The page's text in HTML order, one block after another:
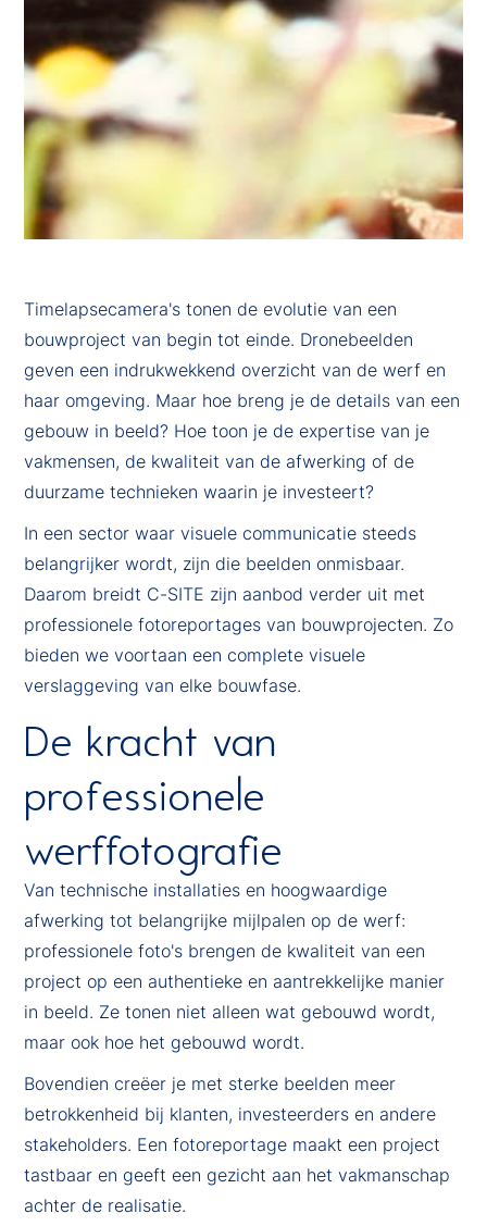
Timelapsecamera's tonen de evolutie van een
bouwproject van begin tot einde. Dronebeelden
geven een indrukwekkend overzicht van de werf en
haar omgeving. Maar hoe breng je de details van een
gebouw in beeld? Hoe toon je de expertise van je
vakmensen, de kwaliteit van de afwerking of de
duurzame technieken waarin je investeert?
In een sector waar visuele communicatie steeds
belangrijker wordt, zijn die beelden onmisbaar.
Daarom breidt C-SITE zijn aanbod verder uit met
professionele fotoreportages van bouwprojecten. Zo
bieden we voortaan een complete visuele
verslaggeving van elke bouwfase.
De kracht van
professionele
werffotografie
Van technische installaties en hoogwaardige
afwerking tot belangrijke mijlpalen op de werf:
professionele foto's brengen de kwaliteit van een
project op een authentieke en aantrekkelijke manier
in beeld. Ze tonen niet alleen wat gebouwd wordt,
maar ook hoe het gebouwd wordt.
Bovendien creëer je met sterke beelden meer
betrokkenheid bij klanten, investeerders en andere
stakeholders. Een fotoreportage maakt een project
tastbaar en geeft een gezicht aan het vakmanschap
achter de realisatie.